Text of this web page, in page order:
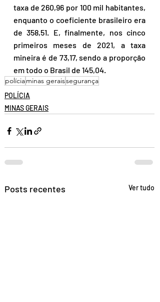
taxa de 260,96 por 100 mil habitantes,
enquanto o coeficiente brasileiro era
de 358,51. E, finalmente, nos cinco
primeiros meses de 2021, a taxa
mineira é de 73,17, sendo a proporção
em todo o Brasil de 145,04.
políciaminas geraissegurança
POLÍCIA
MINAS GERAIS
Posts recentes Ver tudo